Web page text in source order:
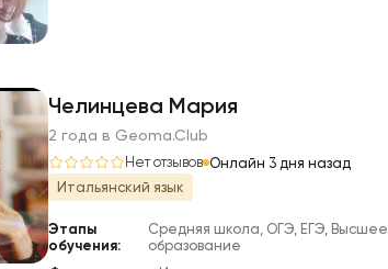
Челинцева Мария
2 года в Geoma.Club
Нет отзывов Онлайн 3 дня назад
Итальянский язык
Этапы
обучения:
Средняя школа, ОГЭ, ЕГЭ, Высшее
образование